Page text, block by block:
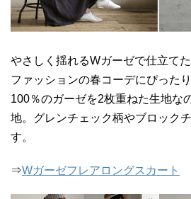
やさしく揺れるWガーゼで仕立て
ファッションの春コーデにぴった
100％のガーゼを2枚重ねた生地な
地。グレンチェック柄やブロック
す。
⇒Wガーゼフレアロングスカート